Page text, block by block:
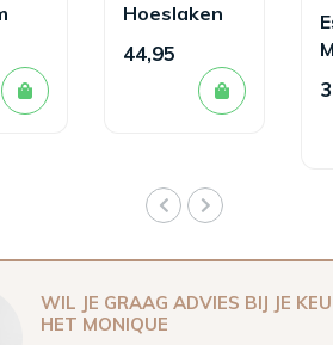
Hoeslaken
Minte
Antraciet
44,95
WIL JE GRAAG ADVIES BIJ JE
HET MONIQUE